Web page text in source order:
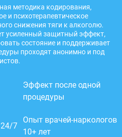
методика кодирования,
и психотерапевтическое
снижения тяги к алкоголю.
усиленный защитный эффект,
состояние и поддерживает
проходят анонимно и под
Эффект после одной
процедуры
7
Опыт врачей-наркологов
10+ лет